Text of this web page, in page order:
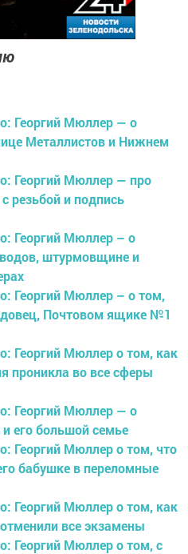
Георгий Мюллер — о
Металлистов и Нижнем
Георгий Мюллер — про
резьбой и подпись
Георгий Мюллер – о
штурмовщине и
Георгий Мюллер – о том,
Почтовом ящике №1
Георгий Мюллер о том, как
проникла во все сферы
Георгий Мюллер — о
его большой семье
Георгий Мюллер о том, что
бабушке в переломные
Георгий Мюллер о том, как
все экзамены
Георгий Мюллер о том, с